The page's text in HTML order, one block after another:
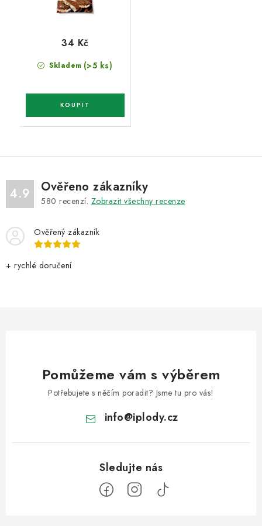
Skladem (>5 ks)
34 Kč
4.9 Ověřeno zákazníky
580 recenzí. Zobrazit všechny recenze
Ověřený zákazník
+ rychlé doručení
Pomůžeme vám s výběrem
Potřebujete s něčím poradit? Jsme tu pro vás!
info@iplody.cz